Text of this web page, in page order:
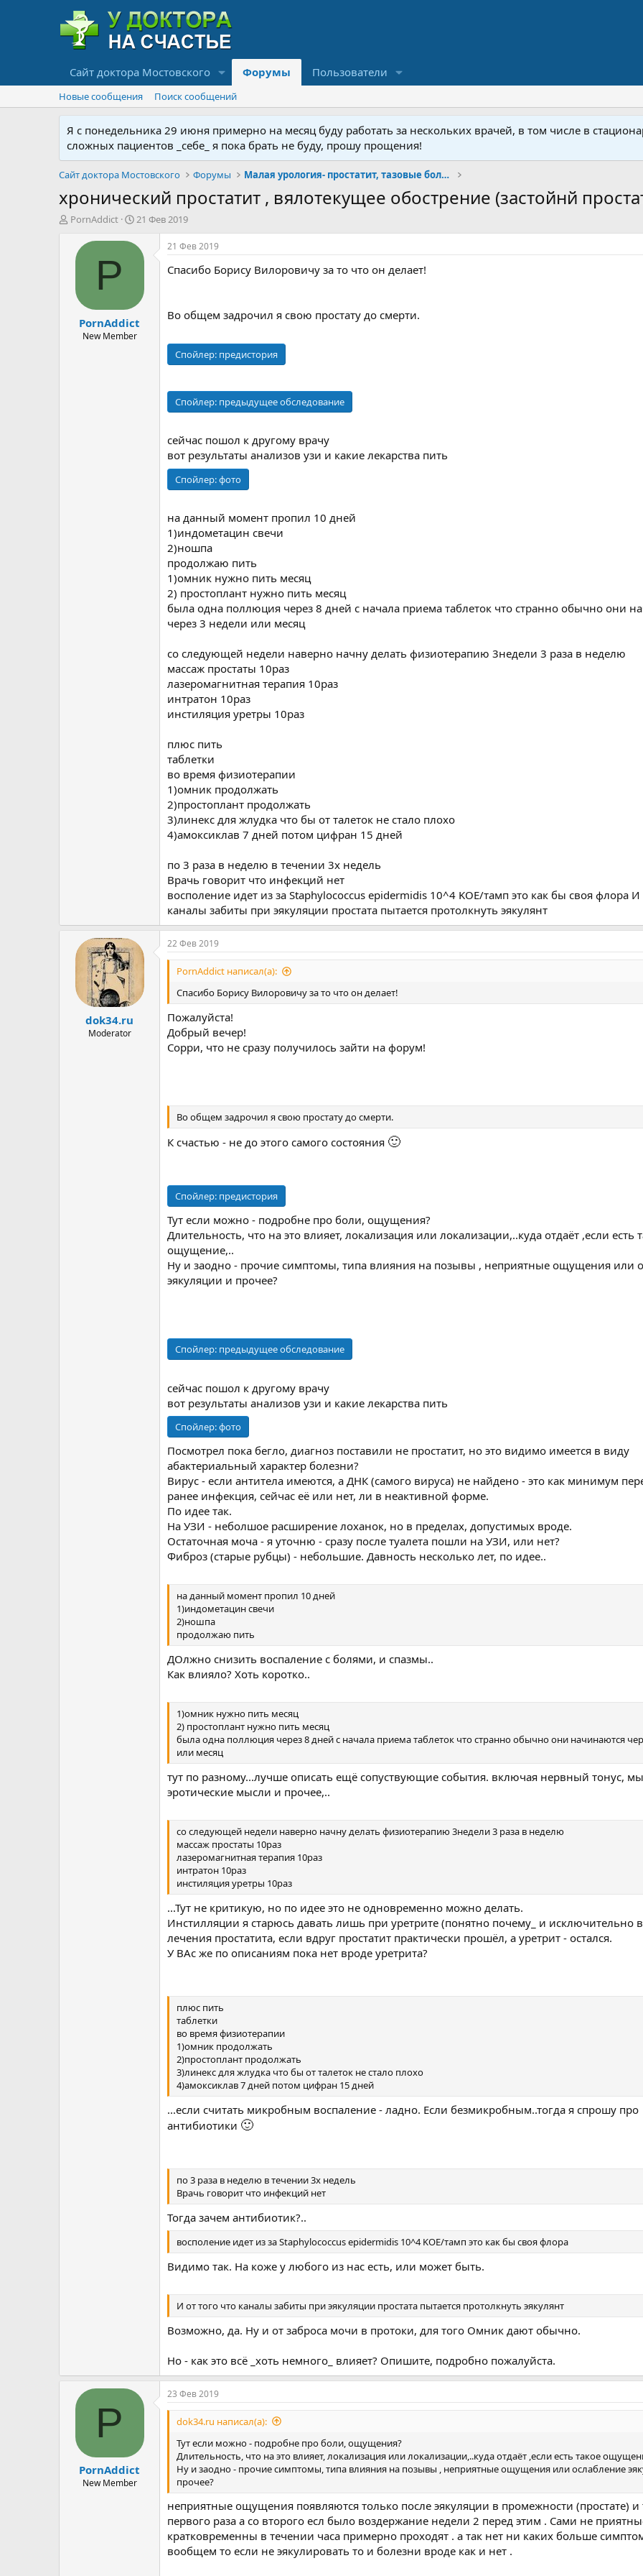
Сайт доктора Мостовского Форумы Пользователи
Новые сообщения Поиск сообщений
Я с понедельника 29 июня примерно на месяц буду работать за нескольких врачей, в том числе в
сложных пациентов _себе_ я пока брать не буду, прошу прощения!
Сайт доктора Мостовского Форумы Малая урология- простатит, тазовые боли, фиброз
хронический простатит , вялотекущее обострение (застойнй
А
PornAddict
Д
т
а
л
а
21 Фев 2019
P
PornAddict
New Member
21 Фев 2019
Спасибо Борису Вилоровичу за то что он делает!
Во общем задрочил я свою простату до смерти.
Спойлер: предистория
Спойлер: предыдущее обследование
сейчас пошол к другому врачу
вот результаты анализов узи и какие лекарства пить
Спойлер:фото
на данный момент пропил 10 дней
1)индометацин свечи
2)ношпа
продолжаю пить
1)омник нужно пить месяц
2) простоплант нужно пить месяц
была одна поллюция через 8 дней с начала приема таблеток что странно обычно они
через 3 недели или месяц
со следующей недели наверно начну делать физиотерапию 3недели 3 раза в неделю
массаж простаты 10раз
лазеромагнитная терапия 10раз
интратон 10раз
инстиляция уретры 10раз
плюс пить
таблетки
во время физиотерапии
1)омник продолжать
2)простоплант продолжать
3)линекс для жлудка что бы от талеток не стало плохо
4)амоксиклав 7 дней потом цифран 15 дней
по 3 раза в неделю в течении 3х недель
Врачь говорит что инфекций нет
восполение идет из за Staphylococcus epidermidis 10^4 KOE/тамп это как бы своя флора И
каналы забиты при эякуляции простата пытается протолкнуть эякулянт
dok34.ru
Moderator
22 Фев 2019
PornAddict написал(а):
Спасибо Борису Вилоровичу за то что он делает!
Пожалуйста!
Добрый вечер!
Сорри, что не сразу получилось зайти на форум!
Во общем задрочил я свою простату до смерти.
К счастью - не до этого самого состояния 🙂
Спойлер: предистория
Тут если можно - подробне про боли, ощущения?
Длительность, что на это влияет, локализация или локализации,..куда отдаёт ,если есть
ощущение,..
Ну и заодно - прочие симптомы, типа влияния на позывы , неприятные ощущения или
эякуляции и прочее?
Спойлер: предыдущее обследование
сейчас пошол к другому врачу
вот результаты анализов узи и какие лекарства пить
Спойлер:фото
Посмотрел пока бегло, диагноз поставили не простатит, но это видимо имеется в виду
абактериальный характер болезни?
Вирус - если антитела имеются, а ДНК (самого вируса) не найдено - это как минимум
ранее инфекция, сейчас её или нет, ли в неактивной форме.
По идее так.
На УЗИ - неболшое расширение лоханок, но в пределах, допустимых вроде.
Остаточная моча - я уточню - сразу после туалета пошли на УЗИ, или нет?
Фиброз (старые рубцы) - небольшие. Давность несколько лет, по идее..
на данный момент пропил 10 дней
1)индометацин свечи
2)ношпа
продолжаю пить
ДОлжно снизить воспаление с болями, и спазмы..
Как влияло? Хоть коротко..
1)омник нужно пить месяц
2) простоплант нужно пить месяц
была одна поллюция через 8 дней с начала приема таблеток что странно обычно они начинаются
или месяц
тут по разному...лучше описать ещё сопуствующие события. включая нервный тонус,
эротические мысли и прочее,..
со следующей недели наверно начну делать физиотерапию 3недели 3 раза в неделю
массаж простаты 10раз
лазеромагнитная терапия 10раз
интратон 10раз
инстиляция уретры 10раз
...Тут не критикую, но по идее это не одновременно можно делать.
Инстилляции я старюсь давать лишь при уретрите (понятно почему_ и исключительно
лечения простатита, если вдруг простатит практически прошёл, а уретрит - остался.
У ВАс же по описаниям пока нет вроде уретрита?
плюс пить
таблетки
во время физиотерапии
1)омник продолжать
2)простоплант продолжать
3)линекс для жлудка что бы от талеток не стало плохо
4)амоксиклав 7 дней потом цифран 15 дней
...если считать микробным воспаление - ладно. Если безмикробным..тогда я спрошу про
антибиотики 🙂
по 3 раза в неделю в течении 3х недель
Врачь говорит что инфекций нет
Тогда зачем антибиотик?..
восполение идет из за Staphylococcus epidermidis 10^4 KOE/тамп это как бы своя флора
Видимо так. На коже у любого из нас есть, или может быть.
И от того что каналы забиты при эякуляции простата пытается протолкнуть эякулянт
Возможно, да. Ну и от заброса мочи в протоки, для того Омник дают обычно.
Но - как это всё _хоть немного_ влияет? Опишите, подробно пожалуйста.
P
PornAddict
New Member
23 Фев 2019
dok34.ru написал(а):
Тут если можно - подробне про боли, ощущения?
Длительность, что на это влияет, локализация или локализации,..куда отдаёт ,если есть такое
Ну и заодно - прочие симптомы, типа влияния на позывы , неприятные ощущения или ослабление
прочее?
неприятные ощущения появляются только после эякуляции в промежности (простате) и
первого раза а со второго есл было воздержание недели 2 перед этим . Сами не
кратковременны в течении часа примерно проходят . а так нет ни каких больше
вообщем то если не эякулировать то и болезни вроде как и нет .